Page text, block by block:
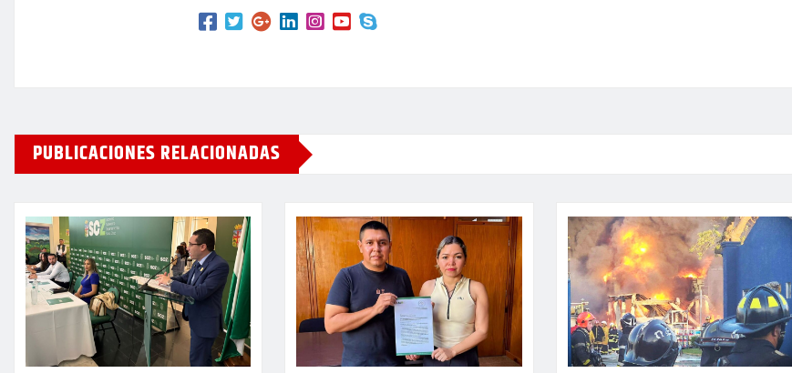
PUBLICACIONES RELACIONADAS